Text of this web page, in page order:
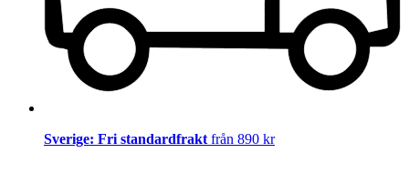
Sverige: Fri standardfrakt från 890 kr